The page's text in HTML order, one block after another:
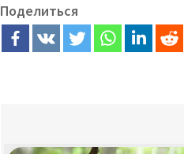
Поделиться